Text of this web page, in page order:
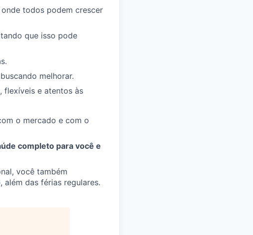
todos podem crescer
que isso pode
melhorar.
flexíveis e atentos às
o mercado e com o
completo para você e
você também
, além das férias regulares.